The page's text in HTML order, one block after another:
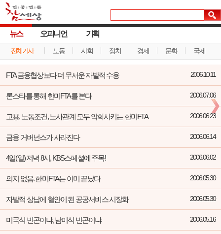
뉴스
전체기사 노동 사회 정치 경제 문화 국제
오피니언 기획
FTA 금융협상보다 더 무서운 자발적 수용 2006.10.11
론스타를 통해 한미FTA를 본다 2006.07.06
고용, 노동조건, 노사관계 모두 악화시키는 한미FTA 2006.06.23
금융 거버넌스가 사라진다 2006.06.14
4일(일) 저녁 8시, KBS스페셜에 주목! 2006.06.02
의지 없음. 한미FTA는 이미 끝났다 2006.05.30
자발적 상납에 혈안이 된 공공서비스 시장화 2006.05.30
미국식 빈곤이냐, 남미식 빈곤이냐 2006.05.16